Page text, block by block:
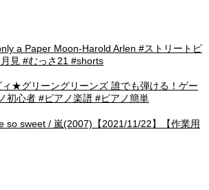
a Paper Moon-Harold Arlen #ストリートピ
見 #むっさ21 #shorts
ィ★グリーングリーンズ 誰でも弾ける！ゲー
初心者 #ピアノ楽譜 #ピアノ簡単
so sweet / 嵐(2007)【2021/11/22】【作業用